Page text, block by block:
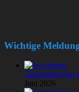
Wichtige
Tageskarten bei
Juni 2026